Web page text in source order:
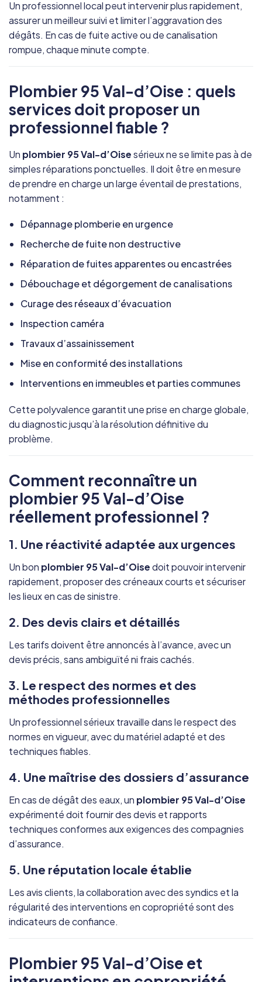
Un professionnel local peut intervenir plus rapidement,
assurer un meilleur suivi et limiter l’aggravation des
dégâts. En cas de fuite active ou de canalisation
rompue, chaque minute compte.
Plombier 95 Val-d’Oise : quels
services doit proposer un
professionnel fiable ?
Un plombier 95 Val-d’Oisesérieux ne se limite pas à de
simples réparations ponctuelles. Il doit être en mesure
de prendre en charge un large éventail de prestations,
notamment :
Dépannage plomberie en urgence
Recherche de fuite non destructive
Réparation de fuites apparentes ou encastrées
Débouchage et dégorgement de canalisations
Curage des réseaux d’évacuation
Inspection caméra
Travaux d’assainissement
Mise en conformité des installations
Interventions en immeubles et parties communes
Cette polyvalence garantit une prise en charge globale,
du diagnostic jusqu’à la résolution définitive du
problème.
Comment reconnaître un
plombier 95 Val-d’Oise
réellement professionnel ?
1. Une réactivité adaptée aux urgences
Un bon plombier 95 Val-d’Oisedoit pouvoir intervenir
rapidement, proposer des créneaux courts et sécuriser
les lieux en cas de sinistre.
2. Des devis clairs et détaillés
Les tarifs doivent être annoncés à l’avance, avec un
devis précis, sans ambiguïté ni frais cachés.
3. Le respect des normes et des
méthodes professionnelles
Un professionnel sérieux travaille dans le respect des
normes en vigueur, avec du matériel adapté et des
techniques fiables.
4. Une maîtrise des dossiers d’assurance
En cas de dégât des eaux, un plombier 95 Val-d’Oise
expérimenté doit fournir des devis et rapports
techniques conformes aux exigences des compagnies
d’assurance.
5. Une réputation locale établie
Les avis clients, la collaboration avec des syndics et la
régularité des interventions en copropriété sont des
indicateurs de confiance.
Plombier 95 Val-d’Oise et